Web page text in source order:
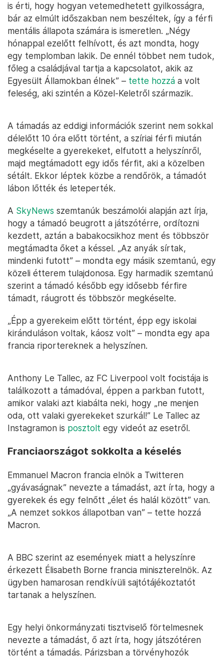
is érti, hogy hogyan vetemedhetett gyilkosságra,
bár az elmúlt időszakban nem beszéltek, így a férfi
mentális állapota számára is ismeretlen. „Négy
hónappal ezelőtt felhívott, és azt mondta, hogy
egy templomban lakik. De ennél többet nem tudok,
főleg a családjával tartja a kapcsolatot, akik az
Egyesült Államokban élnek” – tette hozzá a volt
feleség, aki szintén a Közel-Keletről származik.
A támadás az eddigi információk szerint nem sokkal
délelőtt 10 óra előtt történt, a szíriai férfi miután
megkéselte a gyerekeket, elfutott a helyszínről,
majd megtámadott egy idős férfit, aki a közelben
sétált. Ekkor léptek közbe a rendőrök, a támadót
lábon lőtték és leteperték.
A SkyNews szemtanúk beszámolói alapján azt írja,
hogy a támadó beugrott a játszótérre, ordítozni
kezdett, aztán a babakocsikhoz ment és többször
megtámadta őket a késsel. „Az anyák sírtak,
mindenki futott” – mondta egy másik szemtanú, egy
közeli étterem tulajdonosa. Egy harmadik szemtanú
szerint a támadó később egy idősebb férfire
támadt, ráugrott és többször megkéselte.
„Épp a gyerekeim előtt történt, épp egy iskolai
kiránduláson voltak, káosz volt” – mondta egy apa
francia riportereknek a helyszínen.
Anthony Le Tallec, az FC Liverpool volt focistája is
találkozott a támadóval, éppen a parkban futott,
amikor valaki azt kiabálta neki, hogy „ne menjen
oda, ott valaki gyerekeket szurkál!” Le Tallec az
Instagramon is posztolt egy videót az esetről.
Franciaországot sokkolta a késelés
Emmanuel Macron francia elnök a Twitteren
„gyávaságnak” nevezte a támadást, azt írta, hogy a
gyerekek és egy felnőtt „élet és halál között” van.
„A nemzet sokkos állapotban van” – tette hozzá
Macron.
A BBC szerint az események miatt a helyszínre
érkezett Élisabeth Borne francia miniszterelnök. Az
ügyben hamarosan rendkívüli sajtótájékoztatót
tartanak a helyszínen.
Egy helyi önkormányzati tisztviselő förtelmesnek
nevezte a támadást, ő azt írta, hogy játszótéren
történt a támadás. Párizsban a törvényhozók